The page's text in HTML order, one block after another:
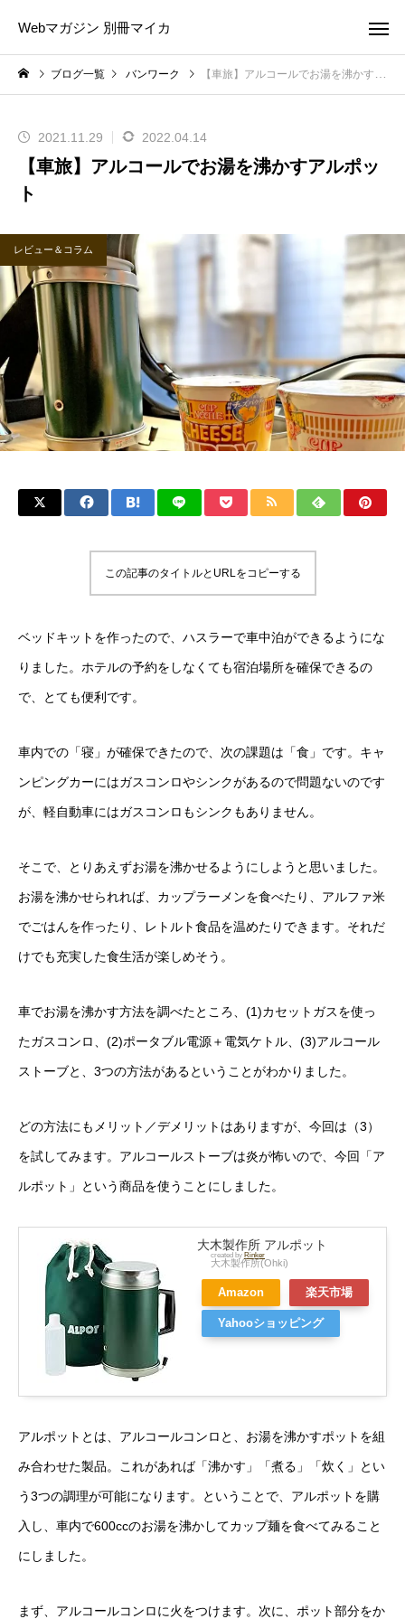
Webマガジン 別冊マイカ
ブログ一覧 バンワーク 【車旅】アルコールでお湯を沸かすアルポット
2021.11.29 2022.04.14
【車旅】アルコールでお湯を沸かすアルポッ
ト
レビュー＆コラム
この記事のタイトルとURLをコピーする
ベッドキットを作ったので、ハスラーで車中泊ができるようにな
りました。ホテルの予約をしなくても宿泊場所を確保できるの
で、とても便利です。
車内での「寝」が確保できたので、次の課題は「食」です。キャ
ンピングカーにはガスコンロやシンクがあるので問題ないのです
が、軽自動車にはガスコンロもシンクもありません。
そこで、とりあえずお湯を沸かせるようにしようと思いました。
お湯を沸かせられれば、カップラーメンを食べたり、アルファ米
でごはんを作ったり、レトルト食品を温めたりできます。それだ
けでも充実した食生活が楽しめそう。
車でお湯を沸かす方法を調べたところ、(1)カセットガスを使っ
たガスコンロ、(2)ポータブル電源＋電気ケトル、(3)アルコール
ストーブと、3つの方法があるということがわかりました。
どの方法にもメリット／デメリットはありますが、今回は（3）
を試してみます。アルコールストーブは炎が怖いので、今回「ア
ルポット」という商品を使うことにしました。
大木製作所 アルポット
created by Rinker
大木製作所(Ohki)
Amazon 楽天市場
Yahooショッピング
アルポットとは、アルコールコンロと、お湯を沸かすポットを組
み合わせた製品。これがあれば「沸かす」「煮る」「炊く」とい
う3つの調理が可能になります。ということで、アルポットを購
入し、車内で600ccのお湯を沸かしてカップ麺を食べてみること
にしました。
まず、アルコールコンロに火をつけます。次に、ポット部分をか